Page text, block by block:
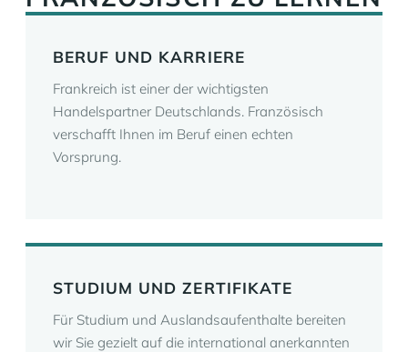
BERUF UND KARRIERE
Frankreich ist einer der wichtigsten
Handelspartner Deutschlands. Französisch
verschafft Ihnen im Beruf einen echten
Vorsprung.
STUDIUM UND ZERTIFIKATE
Für Studium und Auslandsaufenthalte bereiten
wir Sie gezielt auf die international anerkannten